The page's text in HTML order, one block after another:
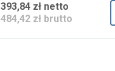
393,84 zł netto
484,42 zł brutto